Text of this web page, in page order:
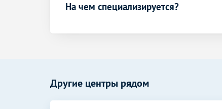
На чем специализируется?
Другие центры рядом